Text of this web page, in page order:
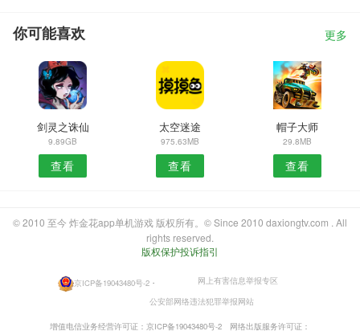
你可能喜欢 更多
剑灵之诛仙
9.89GB
查看
太空迷途
975.63MB
查看
帽子大师
29.8MB
查看
© 2010 至今 炸金花app单机游戏 版权所有。© Since 2010 daxiongtv.com . All
rights reserved.
版权保护投诉指引
京ICP备19043480号-2 ・
网上有害信息举报专区
公安部网络违法犯罪举报网站
增值电信业务经营许可证：京ICP备19043480号-2 网络出版服务许可证：